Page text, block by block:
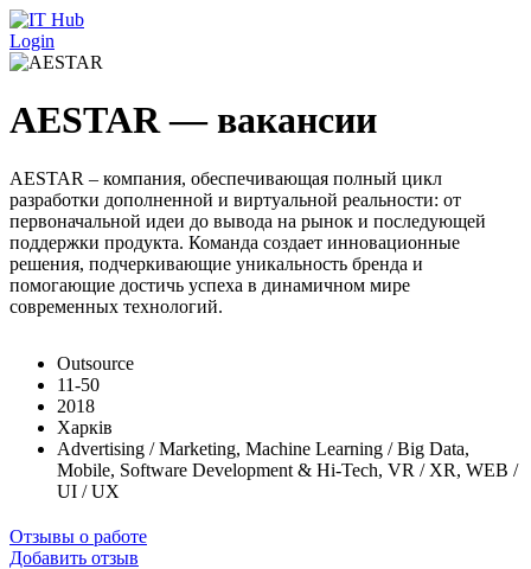
Перейти к основному содержанию
Login
AESTAR — вакансии
AESTAR – компания, обеспечивающая полный цикл
разработки дополненной и виртуальной реальности: от
первоначальной идеи до вывода на рынок и последующей
поддержки продукта. Команда создает инновационные
решения, подчеркивающие уникальность бренда и
помогающие достичь успеха в динамичном мире
современных технологий.
Outsource
11-50
2018
Харків
Advertising / Marketing, Machine Learning / Big Data,
Mobile, Software Development & Hi-Tech, VR / XR, WEB /
UI / UX
Отзывы о работе
Добавить отзыв